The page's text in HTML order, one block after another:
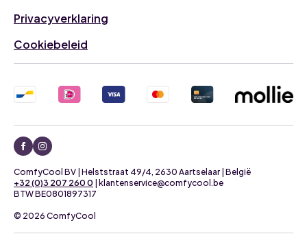
Privacyverklaring
Cookiebeleid
© 2026 ComfyCool
+32 (0)3 207 260 0 | klantenservice@comfycool.be
BTW BE0801897317
ComfyCool BV | Helststraat 49/4, 2630 Aartselaar | België